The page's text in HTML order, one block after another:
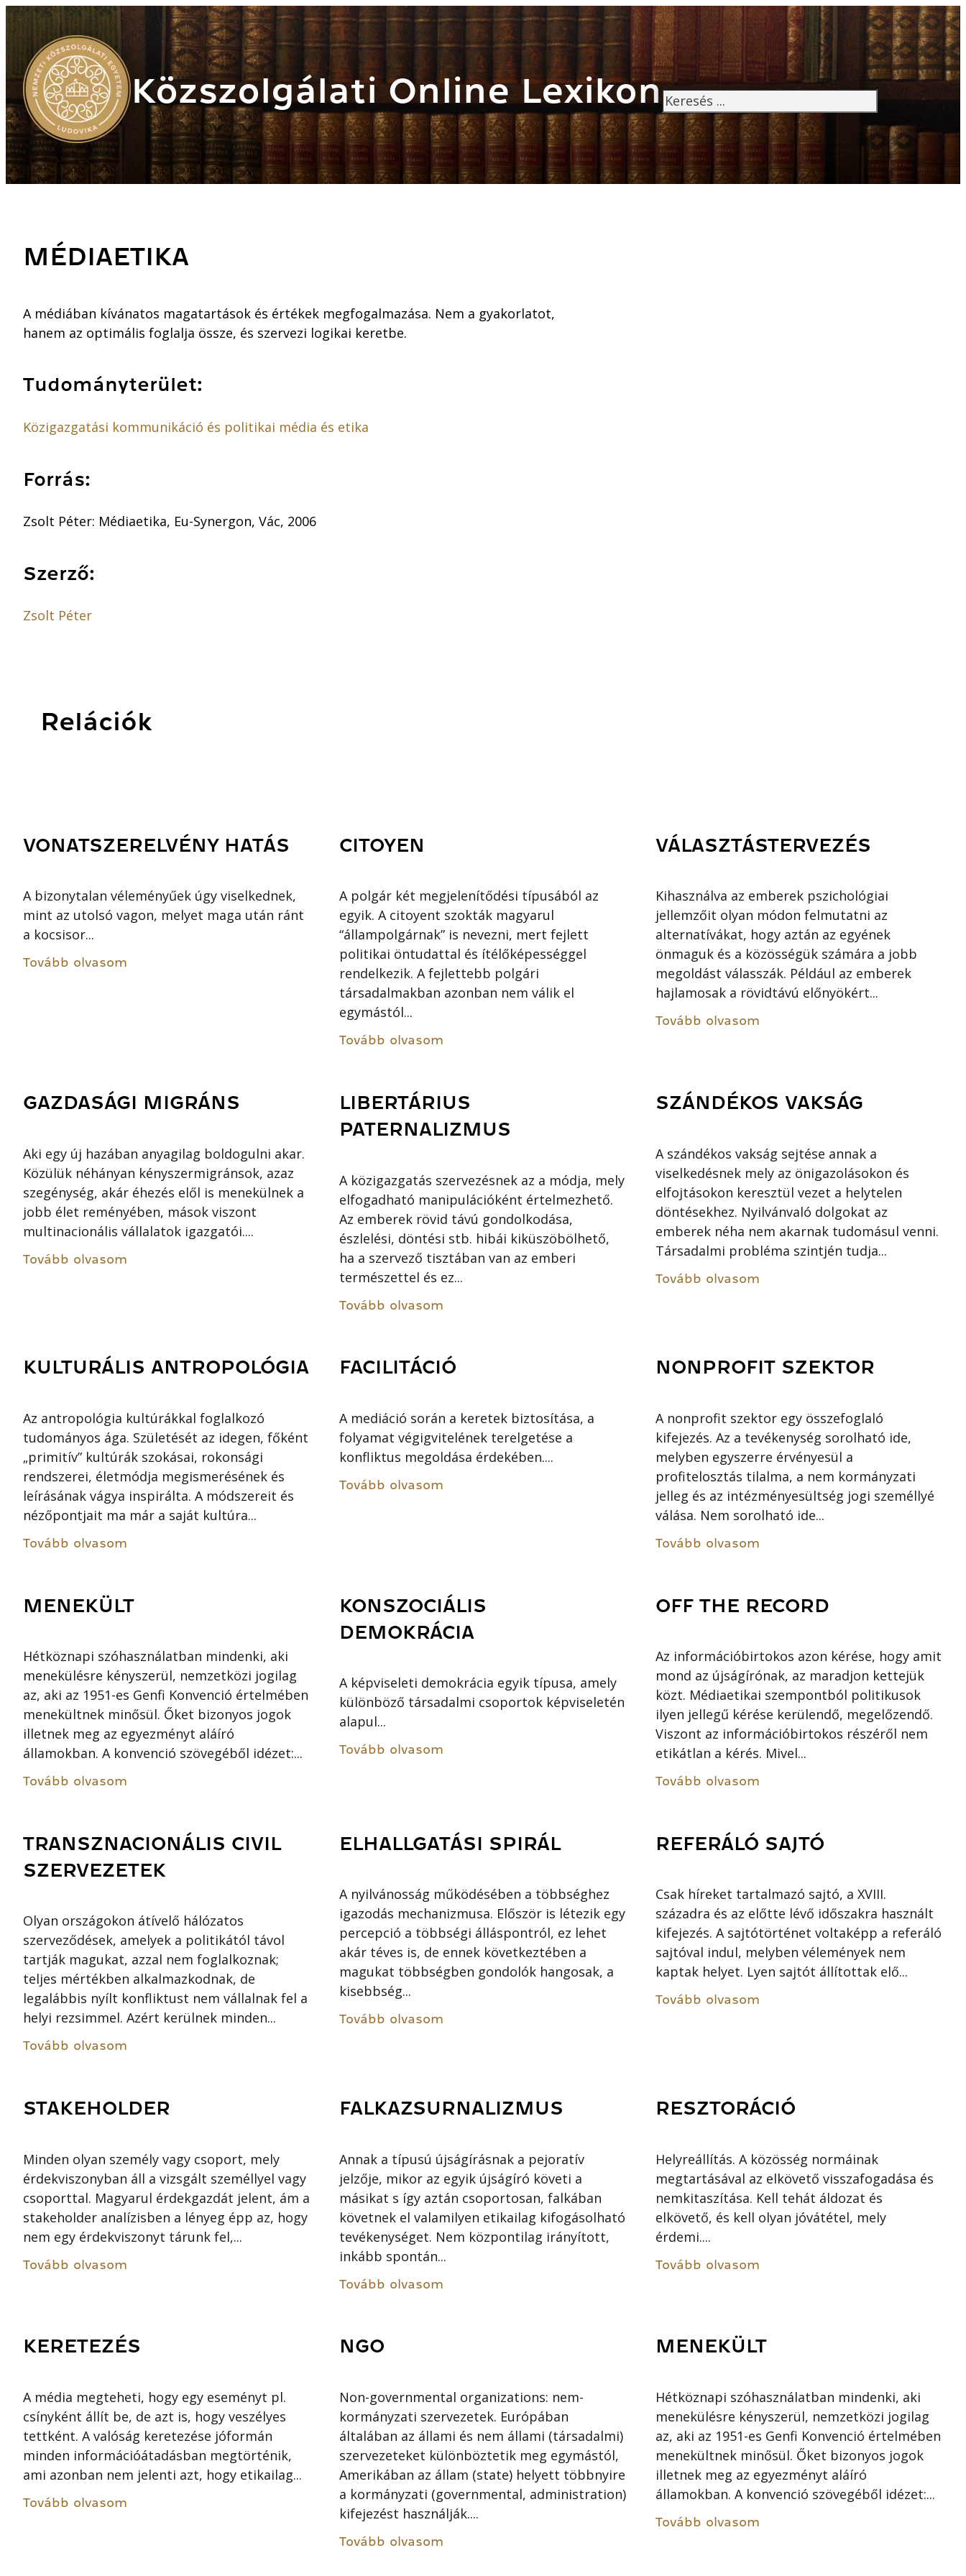
Közszolgálati Online Lexikon Keresés
MÉDIAETIKA
A médiában kívánatos magatartások és értékek megfogalmazása. Nem a gyakorlatot,
hanem az optimális foglalja össze, és szervezi logikai keretbe.
Tudományterület:
Közigazgatási kommunikáció és politikai média és etika
Forrás:
Zsolt Péter: Médiaetika, Eu-Synergon, Vác, 2006
Szerző:
Zsolt Péter
Relációk
VONATSZERELVÉNY HATÁS
A bizonytalan véleményűek úgy viselkednek,
mint az utolsó vagon, melyet maga után ránt
a kocsisor...
Tovább olvasom
CITOYEN
A polgár két megjelenítődési típusából az
egyik. A citoyent szokták magyarul
“állampolgárnak” is nevezni, mert fejlett
politikai öntudattal és ítélőképességgel
rendelkezik. A fejlettebb polgári
társadalmakban azonban nem válik el
egymástól...
Tovább olvasom
VÁLASZTÁSTERVEZÉS
Kihasználva az emberek pszichológiai
jellemzőit olyan módon felmutatni az
alternatívákat, hogy aztán az egyének
önmaguk és a közösségük számára a jobb
megoldást válasszák. Például az emberek
hajlamosak a rövidtávú előnyökért...
Tovább olvasom
GAZDASÁGI MIGRÁNS
Aki egy új hazában anyagilag boldogulni akar.
Közülük néhányan kényszermigránsok, azaz
szegénység, akár éhezés elől is menekülnek a
jobb élet reményében, mások viszont
multinacionális vállalatok igazgatói....
Tovább olvasom
LIBERTÁRIUS
PATERNALIZMUS
A közigazgatás szervezésnek az a módja, mely
elfogadható manipulációként értelmezhető.
Az emberek rövid távú gondolkodása,
észlelési, döntési stb. hibái kiküszöbölhető,
ha a szervező tisztában van az emberi
természettel és ez...
Tovább olvasom
SZÁNDÉKOS VAKSÁG
A szándékos vakság sejtése annak a
viselkedésnek mely az önigazolásokon és
elfojtásokon keresztül vezet a helytelen
döntésekhez. Nyilvánvaló dolgokat az
emberek néha nem akarnak tudomásul venni.
Társadalmi probléma szintjén tudja...
Tovább olvasom
KULTURÁLIS ANTROPOLÓGIA
Az antropológia kultúrákkal foglalkozó
tudományos ága. Születését az idegen, főként
„primitív” kultúrák szokásai, rokonsági
rendszerei, életmódja megismerésének és
leírásának vágya inspirálta. A módszereit és
nézőpontjait ma már a saját kultúra...
Tovább olvasom
FACILITÁCIÓ
A mediáció során a keretek biztosítása, a
folyamat végigvitelének terelgetése a
konfliktus megoldása érdekében....
Tovább olvasom
NONPROFIT SZEKTOR
A nonprofit szektor egy összefoglaló
kifejezés. Az a tevékenység sorolható ide,
melyben egyszerre érvényesül a
profitelosztás tilalma, a nem kormányzati
jelleg és az intézményesültség jogi személlyé
válása. Nem sorolható ide...
Tovább olvasom
MENEKÜLT
Hétköznapi szóhasználatban mindenki, aki
menekülésre kényszerül, nemzetközi jogilag
az, aki az 1951-es Genfi Konvenció értelmében
menekültnek minősül. Őket bizonyos jogok
illetnek meg az egyezményt aláíró
államokban. A konvenció szövegéből idézet:...
Tovább olvasom
KONSZOCIÁLIS
DEMOKRÁCIA
A képviseleti demokrácia egyik típusa, amely
különböző társadalmi csoportok képviseletén
alapul...
Tovább olvasom
OFF THE RECORD
Az információbirtokos azon kérése, hogy amit
mond az újságírónak, az maradjon kettejük
közt. Médiaetikai szempontból politikusok
ilyen jellegű kérése kerülendő, megelőzendő.
Viszont az információbirtokos részéről nem
etikátlan a kérés. Mivel...
Tovább olvasom
TRANSZNACIONÁLIS CIVIL
SZERVEZETEK
Olyan országokon átívelő hálózatos
szerveződések, amelyek a politikától távol
tartják magukat, azzal nem foglalkoznak;
teljes mértékben alkalmazkodnak, de
legalábbis nyílt konfliktust nem vállalnak fel a
helyi rezsimmel. Azért kerülnek minden...
Tovább olvasom
ELHALLGATÁSI SPIRÁL
A nyilvánosság működésében a többséghez
igazodás mechanizmusa. Először is létezik egy
percepció a többségi álláspontról, ez lehet
akár téves is, de ennek következtében a
magukat többségben gondolók hangosak, a
kisebbség...
Tovább olvasom
REFERÁLÓ SAJTÓ
Csak híreket tartalmazó sajtó, a XVIII.
századra és az előtte lévő időszakra használt
kifejezés. A sajtótörténet voltaképp a referáló
sajtóval indul, melyben vélemények nem
kaptak helyet. Lyen sajtót állítottak elő...
Tovább olvasom
STAKEHOLDER
Minden olyan személy vagy csoport, mely
érdekviszonyban áll a vizsgált személlyel vagy
csoporttal. Magyarul érdekgazdát jelent, ám a
stakeholder analízisben a lényeg épp az, hogy
nem egy érdekviszonyt tárunk fel,...
Tovább olvasom
FALKAZSURNALIZMUS
Annak a típusú újságírásnak a pejoratív
jelzője, mikor az egyik újságíró követi a
másikat s így aztán csoportosan, falkában
követnek el valamilyen etikailag kifogásolható
tevékenységet. Nem központilag irányított,
inkább spontán...
Tovább olvasom
RESZTORÁCIÓ
Helyreállítás. A közösség normáinak
megtartásával az elkövető visszafogadása és
nemkitaszítása. Kell tehát áldozat és
elkövető, és kell olyan jóvátétel, mely
érdemi....
Tovább olvasom
KERETEZÉS
A média megteheti, hogy egy eseményt pl.
csínyként állít be, de azt is, hogy veszélyes
tettként. A valóság keretezése jóformán
minden információátadásban megtörténik,
ami azonban nem jelenti azt, hogy etikailag...
Tovább olvasom
NGO
Non-governmental organizations: nem-
kormányzati szervezetek. Európában
általában az állami és nem állami (társadalmi)
szervezeteket különböztetik meg egymástól,
Amerikában az állam (state) helyett többnyire
a kormányzati (governmental, administration)
kifejezést használják....
Tovább olvasom
MENEKÜLT
Hétköznapi szóhasználatban mindenki, aki
menekülésre kényszerül, nemzetközi jogilag
az, aki az 1951-es Genfi Konvenció értelmében
menekültnek minősül. Őket bizonyos jogok
illetnek meg az egyezményt aláíró
államokban. A konvenció szövegéből idézet:...
Tovább olvasom